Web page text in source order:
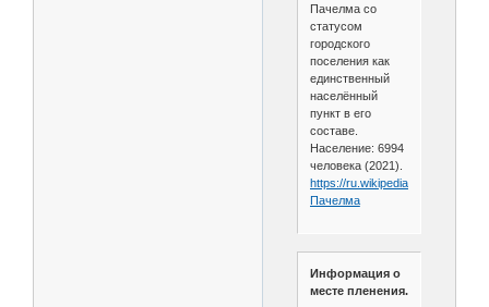
Пачелма со
статусом
городского
поселения как
единственный
населённый
пункт в его
составе.
Население: 6994
человека (2021).
https://ru.wikipedia.org/wiki/
Пачелма
Информация о
месте пленения.